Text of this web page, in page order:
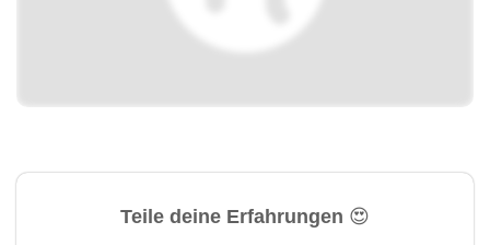
Teile deine Erfahrungen 😍